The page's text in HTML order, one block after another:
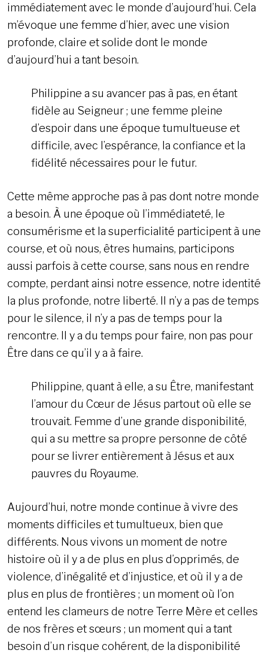
immédiatement avec le monde d’aujourd’hui. Cela
m’évoque une femme d’hier, avec une vision
profonde, claire et solide dont le monde
d’aujourd’hui a tant besoin.
Philippine a su avancer pas à pas, en étant
fidèle au Seigneur ; une femme pleine
d’espoir dans une époque tumultueuse et
difficile, avec l’espérance, la confiance et la
fidélité nécessaires pour le futur.
Cette même approche pas à pas dont notre monde
a besoin. À une époque où l’immédiateté, le
consumérisme et la superficialité participent à une
course, et où nous, êtres humains, participons
aussi parfois à cette course, sans nous en rendre
compte, perdant ainsi notre essence, notre identité
la plus profonde, notre liberté. Il n’y a pas de temps
pour le silence, il n’y a pas de temps pour la
rencontre. Il y a du temps pour faire, non pas pour
Être dans ce qu’il y a à faire.
Philippine, quant à elle, a su Être, manifestant
l’amour du Cœur de Jésus partout où elle se
trouvait. Femme d’une grande disponibilité,
qui a su mettre sa propre personne de côté
pour se livrer entièrement à Jésus et aux
pauvres du Royaume.
Aujourd’hui, notre monde continue à vivre des
moments difficiles et tumultueux, bien que
différents. Nous vivons un moment de notre
histoire où il y a de plus en plus d’opprimés, de
violence, d’inégalité et d’injustice, et où il y a de
plus en plus de frontières ; un moment où l’on
entend les clameurs de notre Terre Mère et celles
de nos frères et sœurs ; un moment qui a tant
besoin d’un risque cohérent, de la disponibilité